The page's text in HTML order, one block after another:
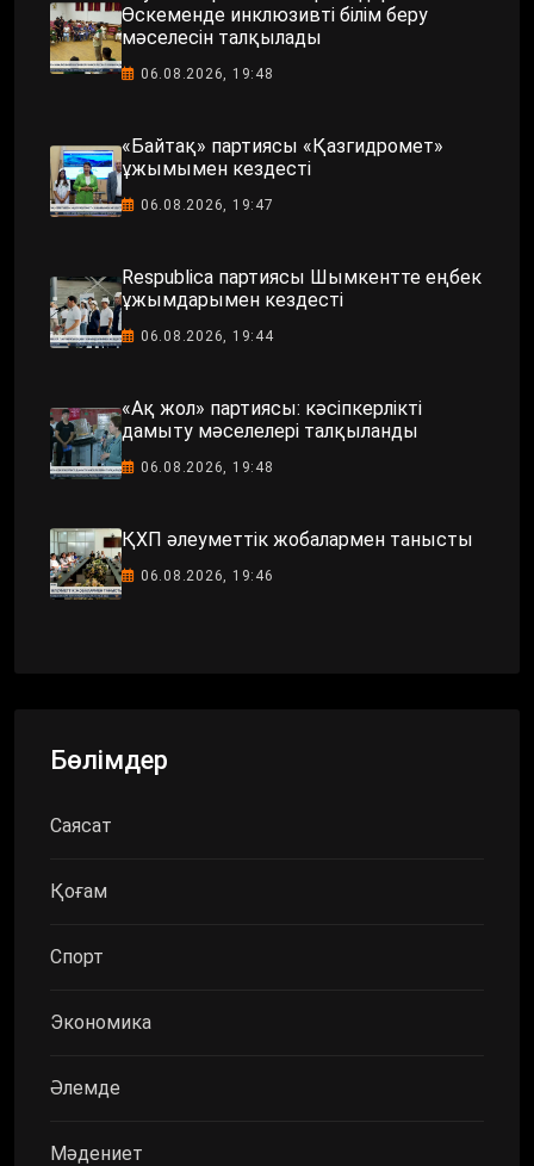
Өскеменде инклюзивті білім беру
мәселесін талқылады
06.08.2026, 19:48
«Байтақ» партиясы «Қазгидромет»
ұжымымен кездесті
06.08.2026, 19:47
Respublica партиясы Шымкентте еңбек
ұжымдарымен кездесті
06.08.2026, 19:44
«Ақ жол» партиясы: кәсіпкерлікті
дамыту мәселелері талқыланды
06.08.2026, 19:48
ҚХП әлеуметтік жобалармен танысты
06.08.2026, 19:46
Бөлімдер
Саясат
Қоғам
Спорт
Экономика
Әлемде
Мәдениет